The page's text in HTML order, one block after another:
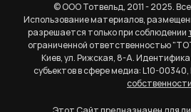
© ООО Тотвельд, 2011 - 2025.
Использование материалов,
разрешается только при соблюдении
ограниченной ответственностью
Киев, ул. Рижская, 8-А.
субъектов в сфере медиа: L10-
собственности